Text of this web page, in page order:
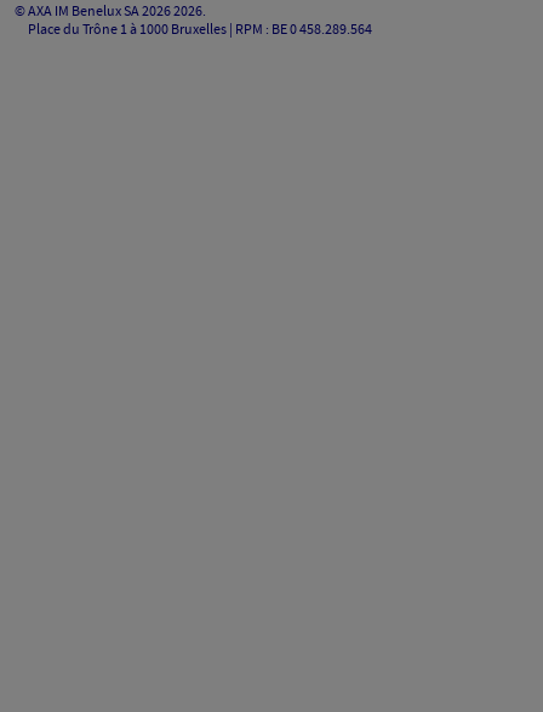
©AXA IM Benelux SA 20262026.
Place du Trône 1 à 1000 Bruxelles | RPM : BE 0 458.289.564